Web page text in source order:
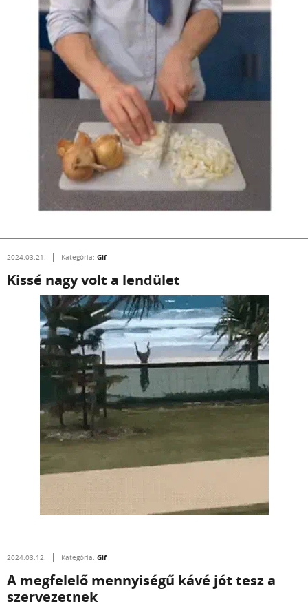
2024.03.21. Kategória: Gif
Kissé nagy volt a lendület
2024.03.12. Kategória: Gif
A megfelelő mennyiségű kávé jót tesz a
szervezetnek